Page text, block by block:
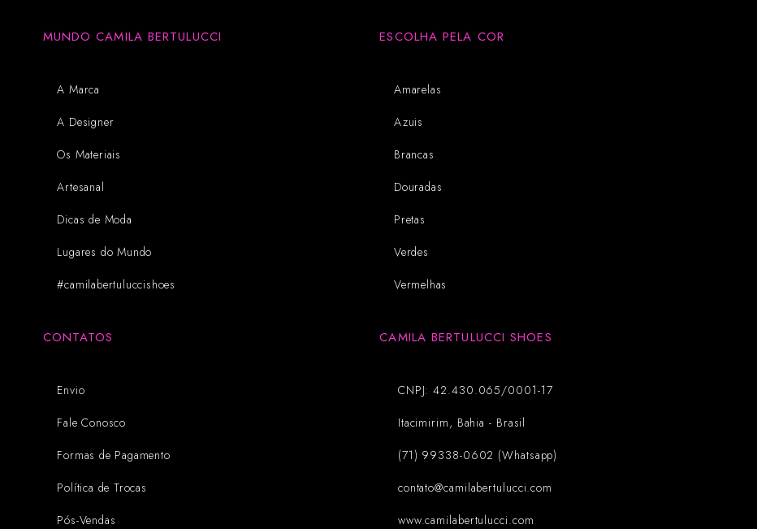
MUNDO CAMILA BERTULUCCI
A Marca
A Designer
Os Materiais
Artesanal
Dicas de Moda
Lugares do Mundo
#camilabertuluccishoes
CONTATOS
Envio
Fale Conosco
Formas de Pagamento
Política de Trocas
Pós-Vendas
ESCOLHA PELA COR
Amarelas
Azuis
Brancas
Douradas
Pretas
Verdes
Vermelhas
CAMILA BERTULUCCI SHOES
CNPJ: 42.430.065/0001-17
Itacimirim, Bahia - Brasil
(71) 99338-0602 (Whatsapp)
contato@camilabertulucci.com
www.camilabertulucci.com